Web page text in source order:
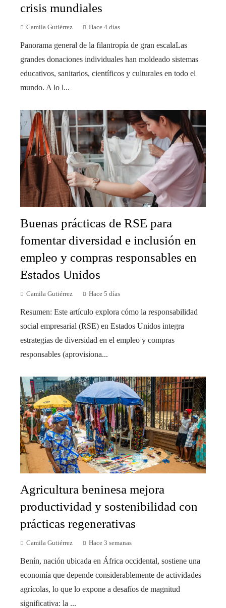
crisis mundiales
Camila Gutiérrez Hace 4 días
Panorama general de la filantropía de gran escalaLas
grandes donaciones individuales han moldeado sistemas
educativos, sanitarios, científicos y culturales en todo el
mundo. A lo l...
Buenas prácticas de RSE para
fomentar diversidad e inclusión en
empleo y compras responsables en
Estados Unidos
Camila Gutiérrez Hace 5 días
Resumen: Este artículo explora cómo la responsabilidad
social empresarial (RSE) en Estados Unidos integra
estrategias de diversidad en el empleo y compras
responsables (aprovisiona...
Agricultura beninesa mejora
productividad y sostenibilidad con
prácticas regenerativas
Camila Gutiérrez Hace 3 semanas
Benín, nación ubicada en África occidental, sostiene una
economía que depende considerablemente de actividades
agrícolas, lo que lo expone a desafíos de magnitud
significativa: la ...